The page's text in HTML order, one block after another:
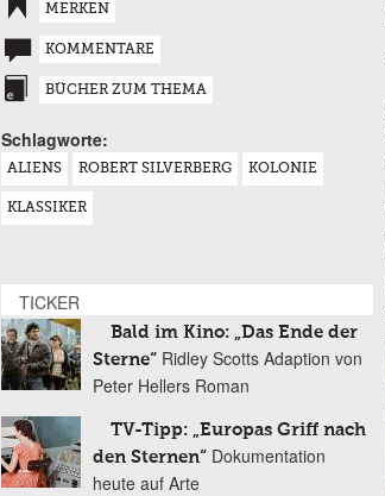
MERKEN
KOMMENTARE
BÜCHER ZUM THEMA
Schlagworte:
ALIENS ROBERT SILVERBERG KOLONIE
KLASSIKER
TICKER
Bald im Kino: „Das Ende der
Sterne“ Ridley Scotts Adaption von
Peter Hellers Roman
TV-Tipp: „Europas Griff nach
den Sternen“ Dokumentation
heute auf Arte